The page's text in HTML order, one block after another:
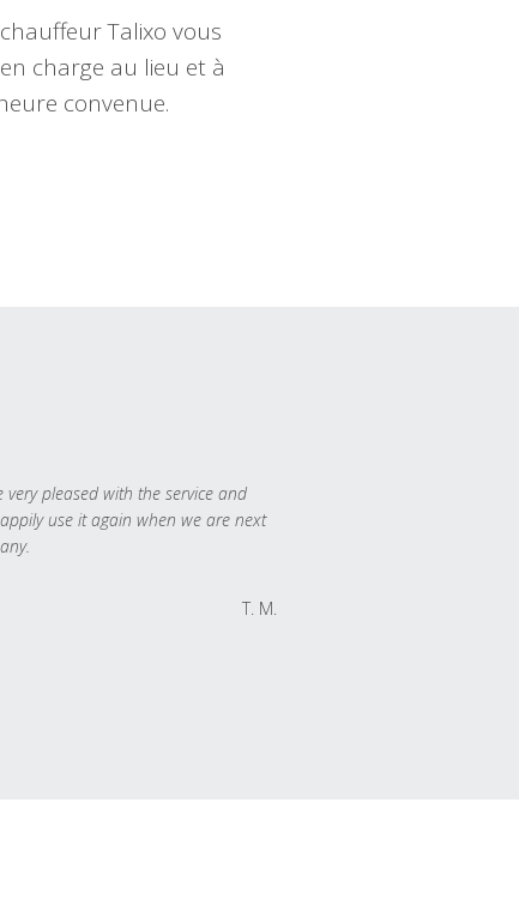
Talixo vous
charge au lieu et à
convenue.
very pleased with the service and
use it again when we are next
T. M.